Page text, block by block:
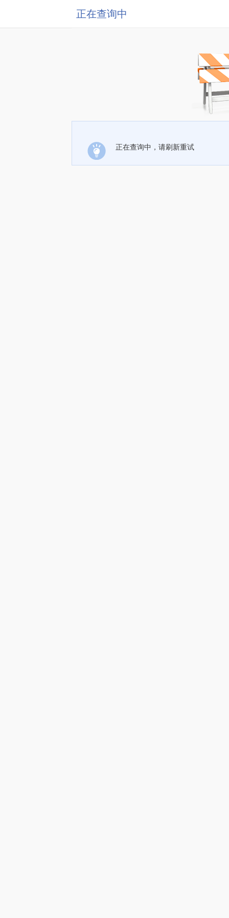
正在查询中
正在查询中，请刷新重试